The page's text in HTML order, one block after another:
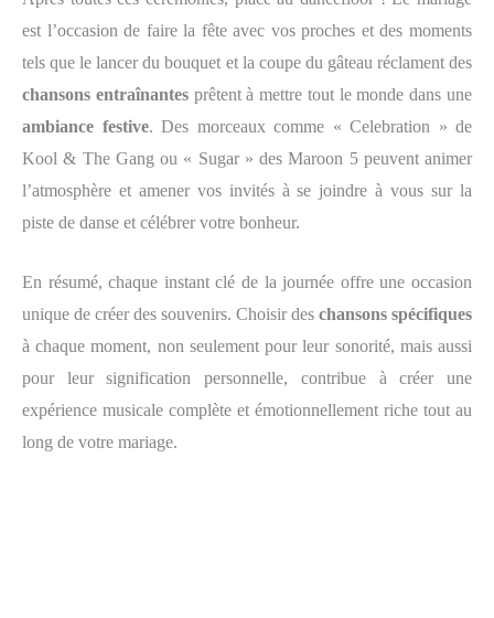
est l’occasion de faire la fête avec vos proches et des moments
tels que le lancer du bouquet et la coupe du gâteau réclament des
chansons entraînantesprêtent à mettre tout le monde dans une
ambiance festive. Des morceaux comme « Celebration » de
Kool & The Gang ou « Sugar » des Maroon 5 peuvent animer
l’atmosphère et amener vos invités à se joindre à vous sur la
piste de danse et célébrer votre bonheur.
En résumé, chaque instant clé de la journée offre une occasion
unique de créer des souvenirs. Choisir des chansons spécifiques
à chaque moment, non seulement pour leur sonorité, mais aussi
pour leur signification personnelle, contribue à créer une
expérience musicale complète et émotionnellement riche tout au
long de votre mariage.